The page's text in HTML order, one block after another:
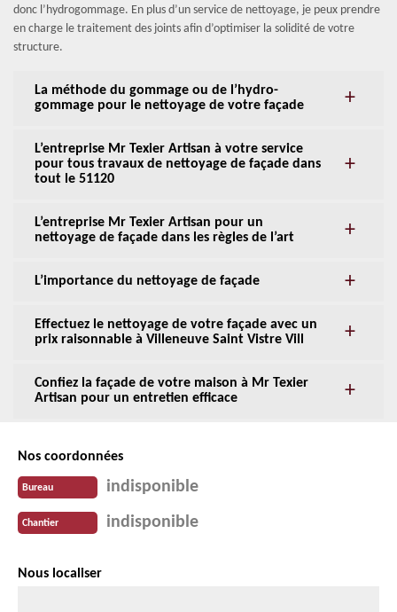
donc l’hydrogommage. En plus d’un service de nettoyage, je peux prendre
en charge le traitement des joints afin d’optimiser la solidité de votre
structure.
La méthode du gommage ou de l’hydro-
gommage pour le nettoyage de votre façade
L’entreprise Mr Texier Artisan à votre service
pour tous travaux de nettoyage de façade dans
tout le 51120
L’entreprise Mr Texier Artisan pour un
nettoyage de façade dans les règles de l’art
L’importance du nettoyage de façade
Effectuez le nettoyage de votre façade avec un
prix raisonnable à Villeneuve Saint Vistre Vill
Confiez la façade de votre maison à Mr Texier
Artisan pour un entretien efficace
Nos coordonnées
Bureau indisponible
Chantier indisponible
Nous localiser